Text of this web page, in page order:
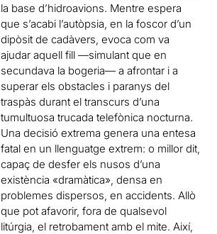
la base d’hidroavions. Mentre espera
que s’acabi l’autòpsia, en la foscor d’un
dipòsit de cadàvers, evoca com va
ajudar aquell fill —simulant que en
secundava la bogeria— a afrontar i a
superar els obstacles i paranys del
traspàs durant el transcurs d’una
tumultuosa trucada telefònica nocturna.
Una decisió extrema genera una entesa
fatal en un llenguatge extrem: o millor dit,
capaç de desfer els nusos d’una
existència «dramàtica», densa en
problemes dispersos, en accidents. Allò
que pot afavorir, fora de qualsevol
litúrgia, el retrobament amb el mite. Així,